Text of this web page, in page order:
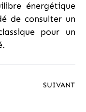
énergétique
de consulter un
pour un
SUIVANT